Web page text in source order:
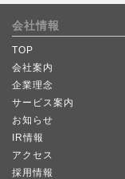
会社情報
TOP
会社案内
企業理念
サービス案内
お知らせ
IR情報
アクセス
採用情報